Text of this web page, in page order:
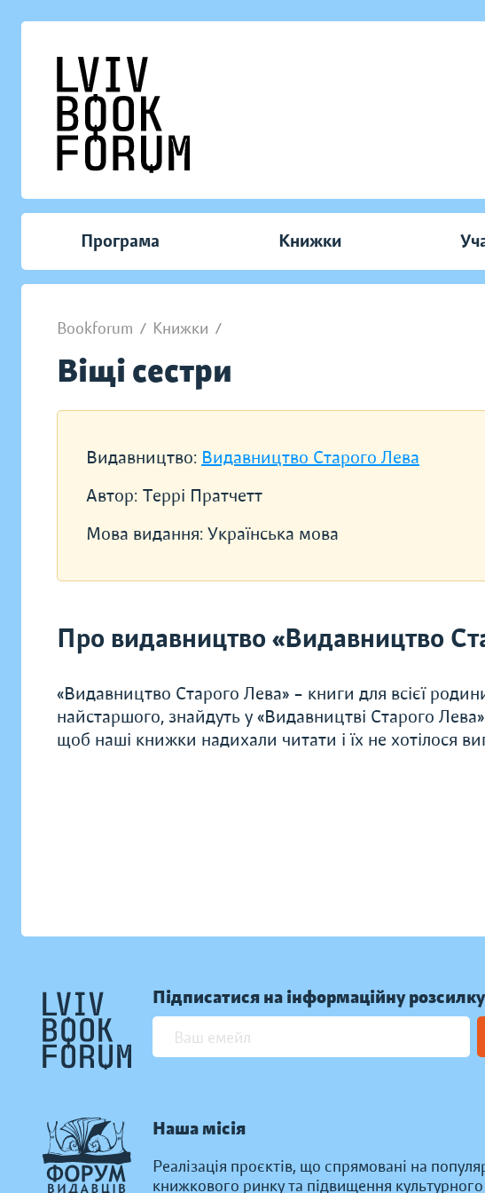
Програма Книжки
Bookforum / Книжки /
Віщі сестри
Видавництво: Видавництво Старого Лева
Автор: Террі Пратчетт
Мова видання: Українська мова
Про видавництво «Видавництво
«Видавництво Старого Лева» – книги для всієї
найстаршого, знайдуть у «Видавництві Старого
щоб наші книжки надихали читати і їх не хотілося
Підписатися на інформаційну розсилку
Наша місія
Реалізація проєктів, що спрямовані на
книжкового ринку та підвищення культурного